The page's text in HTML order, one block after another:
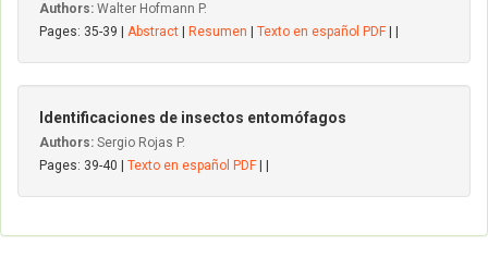
Authors: Walter Hofmann P.
Pages: 35-39 | Abstract Resumen Texto en español PDF
Identificaciones de insectos entomófagos
Authors: Sergio Rojas P.
Pages: 39-40 | Texto en español PDF